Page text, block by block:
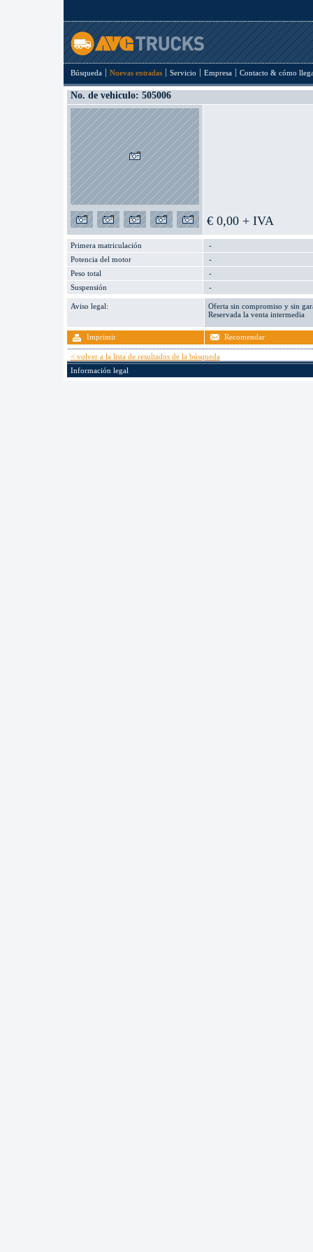
Búsqueda Nuevas entradas Servicio Empresa Contacto & cómo
No. de vehiculo: 505006
€ 0,00 + IVA
Primera matriculación
-
Potencia del motor
-
Peso total
-
Suspensión
-
Aviso legal:
Oferta sin compromiso y sin
Reservada la venta intermedia
Imprimir Recomendar
< volver a la lista de resultados de la búsqueda
Información legal